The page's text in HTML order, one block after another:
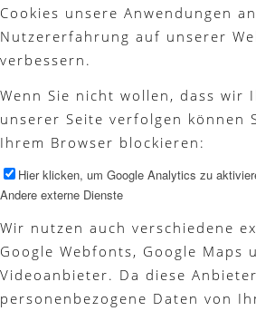
Cookies unsere Anwendungen
Nutzererfahrung auf unserer
verbessern.
Wenn Sie nicht wollen, dass wir
unserer Seite verfolgen können
Ihrem Browser blockieren:
Hier klicken, um Google Analytics zu
Andere externe Dienste
Wir nutzen auch verschiedene
Google Webfonts, Google Maps
Videoanbieter. Da diese
personenbezogene Daten von